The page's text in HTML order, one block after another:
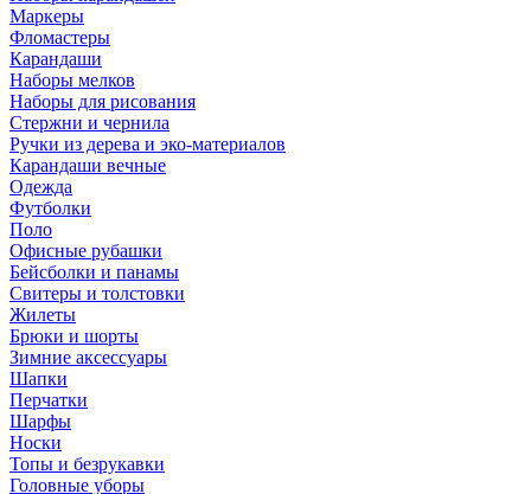
Маркеры
Фломастеры
Карандаши
Наборы мелков
Наборы для рисования
Стержни и чернила
Ручки из дерева и эко-материалов
Карандаши вечные
Одежда
Футболки
Поло
Офисные рубашки
Бейсболки и панамы
Свитеры и толстовки
Жилеты
Брюки и шорты
Зимние аксессуары
Шапки
Перчатки
Шарфы
Носки
Топы и безрукавки
Головные уборы